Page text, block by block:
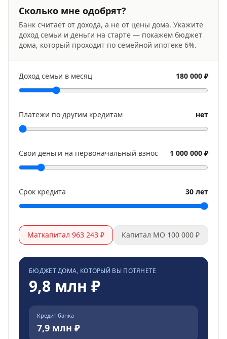
Сколько мне одобрят?
Банк считает от дохода, а не от цены дома. Укажите
доход семьи и деньги на старте — покажем бюджет
дома, который проходит по семейной ипотеке 6%.
Доход семьи в месяц 180 000 ₽
Платежи по другим кредитам нет
Свои деньги на первоначальный взнос 1 000 000 ₽
Срок кредита 30 лет
Маткапитал 963 243 ₽ Капитал МО 100 000 ₽
БЮДЖЕТ ДОМА, КОТОРЫЙ ВЫ ПОТЯНЕТЕ
9,8 млн ₽
Кредит банка
7,9 млн ₽